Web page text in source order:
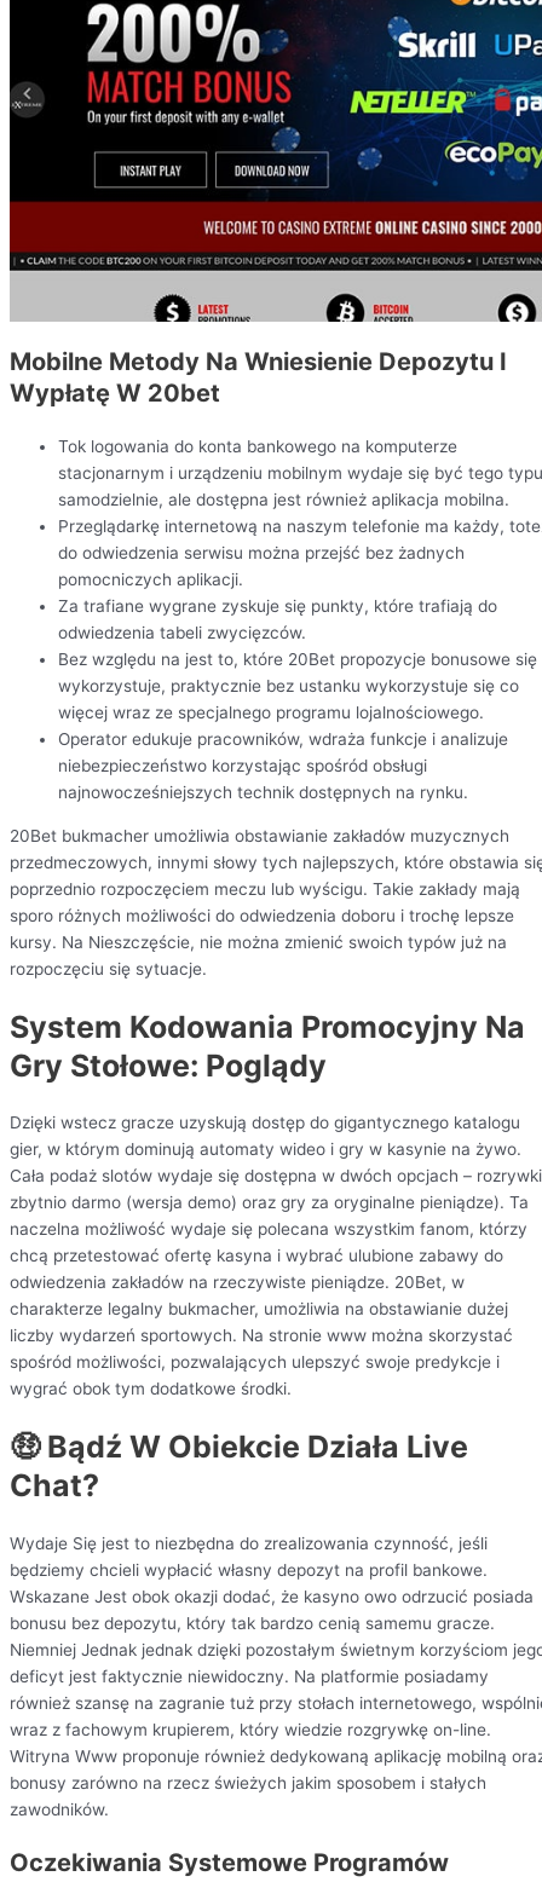
Mobilne Metody Na Wniesienie Depozytu I
Wypłatę W 20bet
Tok logowania do konta bankowego na komputerze
stacjonarnym i urządzeniu mobilnym wydaje się być tego typu
samodzielnie, ale dostępna jest również aplikacja mobilna.
Przeglądarkę internetową na naszym telefonie ma każdy,
do odwiedzenia serwisu można przejść bez żadnych
pomocniczych aplikacji.
Za trafiane wygrane zyskuje się punkty, które trafiają do
odwiedzenia tabeli zwycięzców.
Bez względu na jest to, które 20Bet propozycje bonusowe się
wykorzystuje, praktycznie bez ustanku wykorzystuje się co
więcej wraz ze specjalnego programu lojalnościowego.
Operator edukuje pracowników, wdraża funkcje i analizuje
niebezpieczeństwo korzystając spośród obsługi
najnowocześniejszych technik dostępnych na rynku.
20Bet bukmacher umożliwia obstawianie zakładów muzycznych
przedmeczowych, innymi słowy tych najlepszych, które obstawia
poprzednio rozpoczęciem meczu lub wyścigu. Takie zakłady mają
sporo różnych możliwości do odwiedzenia doboru i trochę lepsze
kursy. Na Nieszczęście, nie można zmienić swoich typów już na
rozpoczęciu się sytuacje.
System Kodowania Promocyjny Na
Gry Stołowe: Poglądy
Dzięki wstecz gracze uzyskują dostęp do gigantycznego katalogu
gier, w którym dominują automaty wideo i gry w kasynie na żywo.
Cała podaż slotów wydaje się dostępna w dwóch opcjach – rozrywki
zbytnio darmo (wersja demo) oraz gry za oryginalne pieniądze). Ta
naczelna możliwość wydaje się polecana wszystkim fanom, którzy
chcą przetestować ofertę kasyna i wybrać ulubione zabawy do
odwiedzenia zakładów na rzeczywiste pieniądze. 20Bet, w
charakterze legalny bukmacher, umożliwia na obstawianie dużej
liczby wydarzeń sportowych. Na stronie www można skorzystać
spośród możliwości, pozwalających ulepszyć swoje predykcje i
wygrać obok tym dodatkowe środki.
🤑 Bądź W Obiekcie Działa Live
Chat?
Wydaje Się jest to niezbędna do zrealizowania czynność, jeśli
będziemy chcieli wypłacić własny depozyt na profil bankowe.
Wskazane Jest obok okazji dodać, że kasyno owo odrzucić posiada
bonusu bez depozytu, który tak bardzo cenią samemu gracze.
Niemniej Jednak jednak dzięki pozostałym świetnym korzyściom
deficyt jest faktycznie niewidoczny. Na platformie posiadamy
również szansę na zagranie tuż przy stołach internetowego,
wraz z fachowym krupierem, który wiedzie rozgrywkę on-line.
Witryna Www proponuje również dedykowaną aplikację mobilną
bonusy zarówno na rzecz świeżych jakim sposobem i stałych
zawodników.
Oczekiwania Systemowe Programów